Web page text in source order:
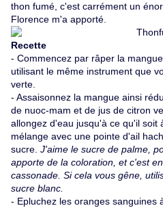
thon fumé, c'est carrément un
Florence m'a apporté.
Recette
- Commencez par râper la
utilisant le même instrument que
verte.
- Assaisonnez la mangue ainsi
de nuoc-mam et de jus de citron
allongez d'eau jusqu'à ce qu'il soit
mélange avec une pointe d'ail
sucre. J'aime le sucre de palme,
apporte de la coloration, et c'est
cassonade. Si cela vous gêne,
sucre blanc.
- Epluchez les oranges sanguines